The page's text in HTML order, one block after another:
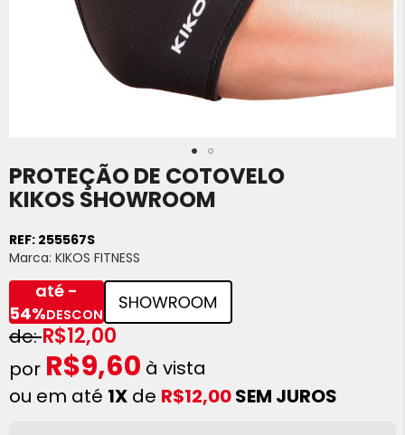
PROTEÇÃO DE COTOVELO
KIKOS SHOWROOM
REF: 255567S
Marca: KIKOS FITNESS
R$12,00
até -
54%DESCONTO
R$9,60 à vista
ou em até 1X de R$12,00SEM JUROS
Saltar
para
o
da
Galeria
de
imagens